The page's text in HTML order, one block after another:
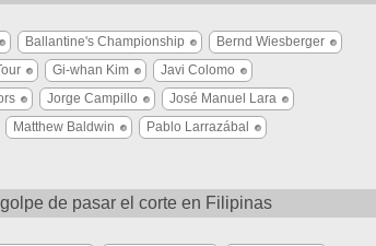
Ballantine's Championship
Bernd Wiesberger
Gi-whan Kim
Javi Colomo
Jorge Campillo
José Manuel Lara
Matthew Baldwin
Pablo Larrazábal
de pasar el corte en Filipinas